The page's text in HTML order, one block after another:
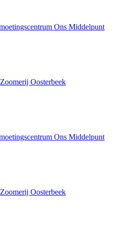
Ons Middelpunt
Oosterbeek
Ons Middelpunt
Oosterbeek